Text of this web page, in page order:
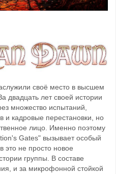
своё место в высшем
двадцать лет своей истории
множество испытаний,
и кадровые перестановки, но
лицо. Именно поэтому
Gates" вызывает особый
не просто новое
группы. В составе
и за микрофонной стойкой